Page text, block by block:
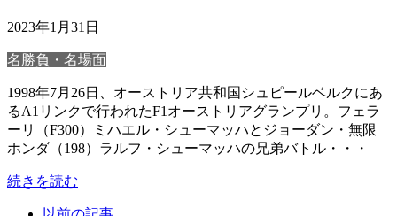
2023年1月31日
名勝負・名場面
1998年7月26日、オーストリア共和国シュピールベルクにあ
るA1リンクで行われたF1オーストリアグランプリ。フェラ
ーリ（F300）ミハエル・シューマッハとジョーダン・無限
ホンダ（198）ラルフ・シューマッハの兄弟バトル・・・
続きを読む